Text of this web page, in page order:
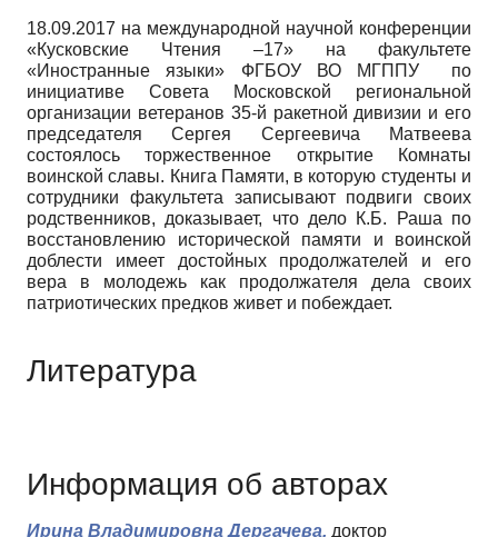
18.09.2017 на международной научной конференции
«Кусковские Чтения –17» на факультете
«Иностранные языки» ФГБОУ ВО МГППУ по
инициативе Совета Московской региональной
организации ветеранов 35-й ракетной дивизии и его
председателя Сергея Сергеевича Матвеева
состоялось торжественное открытие Комнаты
воинской славы. Книга Памяти, в которую студенты и
сотрудники факультета записывают подвиги своих
родственников, доказывает, что дело К.Б. Раша по
восстановлению исторической памяти и воинской
доблести имеет достойных продолжателей и его
вера в молодежь как продолжателя дела своих
патриотических предков живет и побеждает.
Литература
Информация об авторах
Ирина Владимировна Дергачева, доктор